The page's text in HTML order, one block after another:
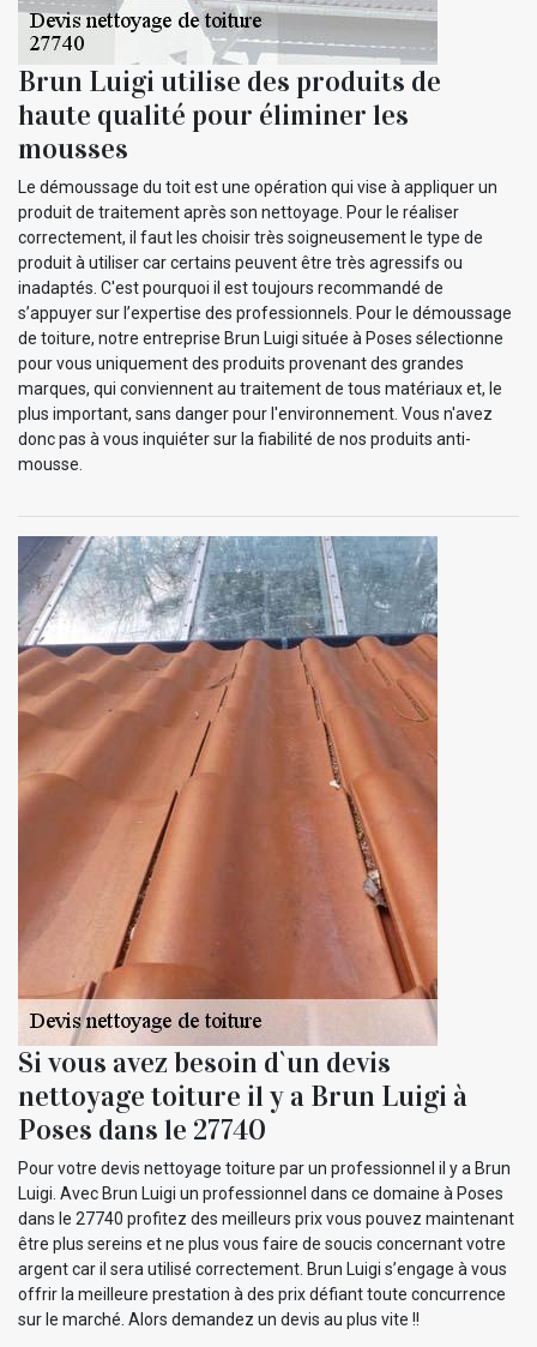
Brun Luigi utilise des produits de
haute qualité pour éliminer les
mousses
Le démoussage du toit est une opération qui vise à appliquer un
produit de traitement après son nettoyage. Pour le réaliser
correctement, il faut les choisir très soigneusement le type de
produit à utiliser car certains peuvent être très agressifs ou
inadaptés. C'est pourquoi il est toujours recommandé de
s’appuyer sur l’expertise des professionnels. Pour le démoussage
de toiture, notre entreprise Brun Luigi située à Poses sélectionne
pour vous uniquement des produits provenant des grandes
marques, qui conviennent au traitement de tous matériaux et, le
plus important, sans danger pour l'environnement. Vous n'avez
donc pas à vous inquiéter sur la fiabilité de nos produits anti-
mousse.
Si vous avez besoin d`un devis
nettoyage toiture il y a Brun Luigi à
Poses dans le 27740
Pour votre devis nettoyage toiture par un professionnel il y a Brun
Luigi. Avec Brun Luigi un professionnel dans ce domaine à Poses
dans le 27740 profitez des meilleurs prix vous pouvez maintenant
être plus sereins et ne plus vous faire de soucis concernant votre
argent car il sera utilisé correctement. Brun Luigi s’engage à vous
offrir la meilleure prestation à des prix défiant toute concurrence
sur le marché. Alors demandez un devis au plus vite !!